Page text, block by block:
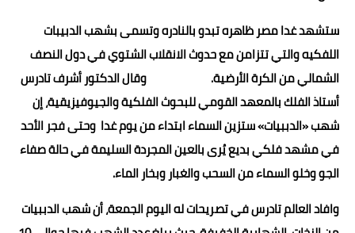
ستشهد غدا مصر ظاهره تبدو بالنادره وتسمى بشهب الدبيبات
اللفكيه والتي تتزامن مع حدوث الانقلاب الشتوي في دول النصف
الشمالي من الكرة الأرضية. وقال الدكتور أشرف تادرس
أستاذ الفلك بالمعهد القومي للبحوث الفلكية والجيوفيزيقية، إن
شهب «الدببيات» ستزين السماء ابتداء من يوم غدا وحتى فجر الأحد
في مشهد فلكي بديع يُرى بالعين المجردة السليمة في حالة صفاء
الجو وخلو السماء من السحب والغبار وبخار الماء.
وافاد العالم تادرس في تصريحات له اليوم الجمعة، أن شهب الدببيات